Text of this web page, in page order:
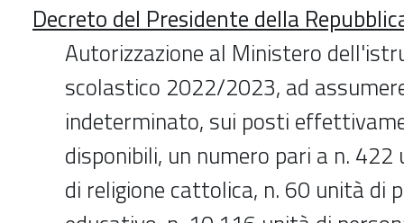
Decreto del Presidente della
Autorizzazione al Ministero
scolastico 2022/2023, ad
indeterminato, sui posti
disponibili, un numero pari a n.
di religione cattolica, n. 60 unità di